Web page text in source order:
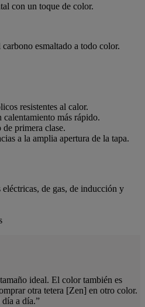
con un toque de color.
carbono esmaltado a todo color.
resistentes al calor.
calentamiento más rápido.
primera clase.
a la amplia apertura de la tapa.
eléctricas, de gas, de inducción y
ideal. El color también es
otra tetera [Zen] en otro color.
día a día.”